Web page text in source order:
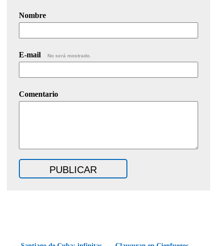
Nombre
E-mail No será mostrado.
Comentario